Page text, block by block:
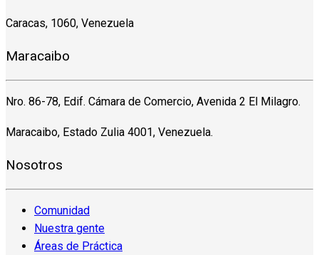
Caracas, 1060, Venezuela
Maracaibo
Nro. 86-78, Edif. Cámara de Comercio, Avenida 2 El Milagro.
Maracaibo, Estado Zulia 4001, Venezuela.
Nosotros
Comunidad
Nuestra gente
Áreas de Práctica